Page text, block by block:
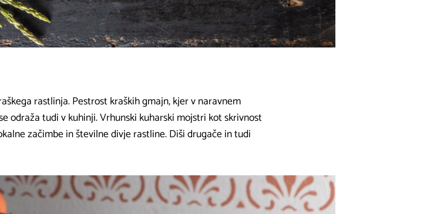
rastlinja. Pestrost kraških gmajn, kjer v naravnem
odraža tudi v kuhinji. Vrhunski kuharski mojstri kot skrivnost
začimbe in številne divje rastline. Diši drugače in tudi